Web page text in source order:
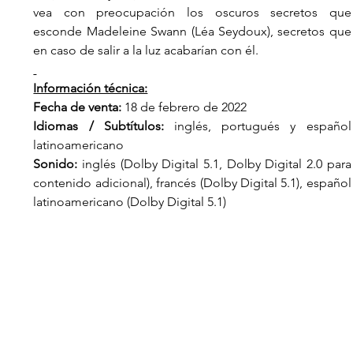
vea con preocupación los oscuros secretos que
esconde Madeleine Swann (Léa Seydoux), secretos que
en caso de salir a la luz acabarían con él.
Información técnica:
Fecha de venta: 18 de febrero de 2022
Idiomas / Subtítulos: inglés, portugués y español
latinoamericano
Sonido: inglés (Dolby Digital 5.1, Dolby Digital 2.0 para
contenido adicional), francés (Dolby Digital 5.1), español
latinoamericano (Dolby Digital 5.1)